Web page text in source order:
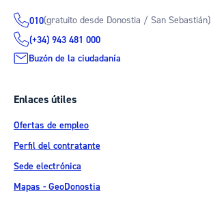
010(gratuito desde Donostia / San Sebastián)
(+34) 943 481 000
Buzón de la ciudadanía
Enlaces útiles
Ofertas de empleo
Perfil del contratante
Sede electrónica
Mapas - GeoDonostia